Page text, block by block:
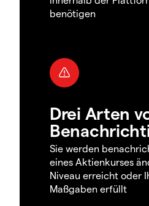
benötigen
Drei Arten
Sie werden
eines Aktienkurses
Niveau erreicht oder
Maßgaben erfüllt